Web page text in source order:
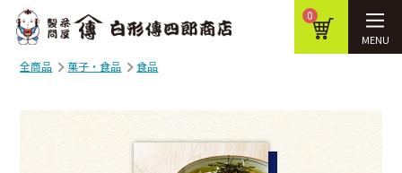
0
MENU
全商品 菓子・食品 食品